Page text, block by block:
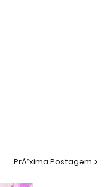
PrÃ³xima Postagem